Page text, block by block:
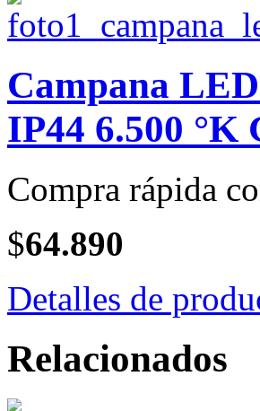
Campana
IP44 6.500 °K
Compra rápida
$64.890
Detalles de
Relacionados